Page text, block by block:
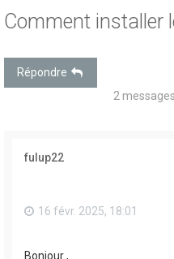
Comment installer
Répondre
2
fulup22
16 févr. 2025, 18:01
Bonjour ,